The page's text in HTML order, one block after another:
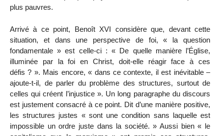
plus pauvres.
Arrivé à ce point, Benoît XVI considère que, devant cette
situation, et dans une perspective de foi, « la question
fondamentale » est celle-ci : « De quelle manière l’Église,
illuminée par la foi en Christ, doit-elle réagir face à ces
défis ? ». Mais encore, « dans ce contexte, il est inévitable –
ajoute-t-il, de parler du problème des structures, surtout de
celles qui créent l’injustice ». Un long paragraphe du discours
est justement consacré à ce point. Dit d’une manière positive,
les structures justes « sont une condition sans laquelle est
impossible un ordre juste dans la société. » Aussi bien « le